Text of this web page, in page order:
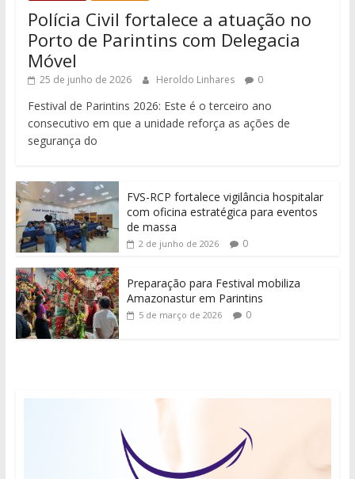
Polícia Civil fortalece a atuação no
Porto de Parintins com Delegacia
Móvel
25 de junho de 2026 Heroldo Linhares 0
Festival de Parintins 2026: Este é o terceiro ano
consecutivo em que a unidade reforça as ações de
segurança do
FVS-RCP fortalece vigilância hospitalar
com oficina estratégica para eventos
de massa
2 de junho de 2026 0
Preparação para Festival mobiliza
Amazonastur em Parintins
5 de março de 2026 0